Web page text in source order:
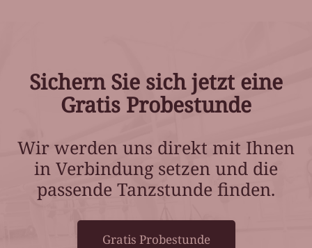
Sichern Sie sich jetzt eine
Gratis Probestunde
Wir werden uns direkt mit Ihnen
in Verbindung setzen und die
passende Tanzstunde finden.
Gratis Probestunde